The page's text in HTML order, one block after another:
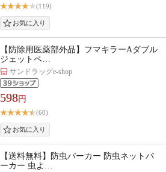
(119)
【防除用医薬部外品】フマキラーAダブル
ジェットペ…
サンドラッグe-shop
598円
(60)
【送料無料】防虫パーカー 防虫ネットパ
ーカー 虫よ…